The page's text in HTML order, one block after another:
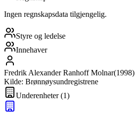
Ingen regnskapsdata tilgjengelig.
Styre og ledelse
Innehaver
Fredrik Alexander Ranhoff Molnar(1998)
Kilde: Brønnøysundregistrene
Underenheter(1)